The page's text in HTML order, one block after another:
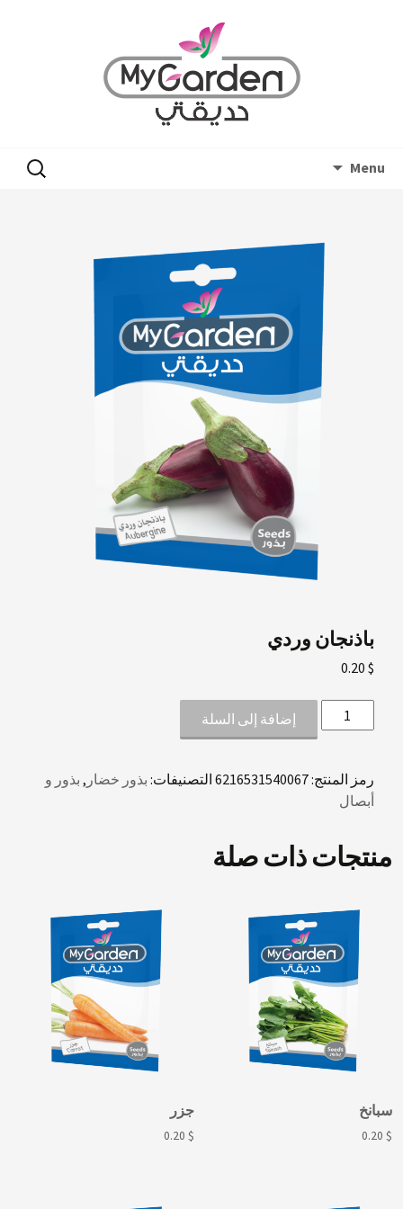
Menu
البحث
عن:
باذنجان وردي
0.20 $
كمية
باذنجان
إضافة إلى السلة
رمز المنتج:6216531540067 التصنيفات: بذور خضار , بذور و
أبصال
منتجات ذات صلة
سبانخ
0.20 $
جزر
0.20 $